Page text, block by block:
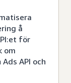
å
för
om
API och